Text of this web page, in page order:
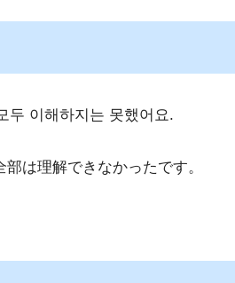
두 이해하지는 못했어요.
部は理解できなかったです。